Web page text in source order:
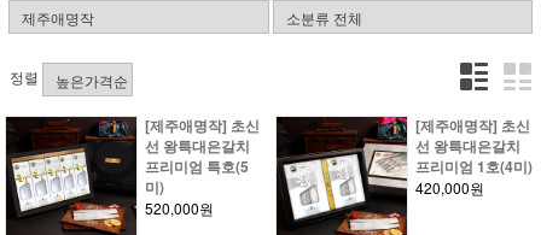
정렬
[제주애명작] 초신
선 왕특대은갈치
프리미엄 특호(5
미)
520,000원
[제주애명작] 초신
선 왕특대은갈치
프리미엄 1호(4미)
420,000원